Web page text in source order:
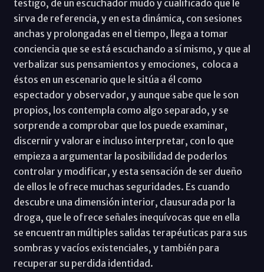
testigo, de un escuchador mudo y cualificado que le
sirva de referencia, y en esta dinámica, con sesiones
anchas y prolongadas en el tiempo, llega a tomar
conciencia que se está escuchando a sí mismo, y que al
verbalizar sus pensamientos y emociones, coloca a
éstos en un escenario que le sitúa a él como
espectador y observador, y aunque sabe que le son
propios, los contempla como algo separado, y se
sorprende a comprobar que los puede examinar,
discernir y valorar e incluso interpretar, con lo que
empieza a argumentar la posibilidad de poderlos
controlar y modificar, y esta sensación de ser dueño
de ellos le ofrece muchas seguridades. Es cuando
descubre una dimensión interior, clausurada por la
droga, que le ofrece señales inequívocas que en ella
se encuentran múltiples salidas terapéuticas para sus
sombras y vacíos existenciales, y también para
recuperar su perdida identidad.